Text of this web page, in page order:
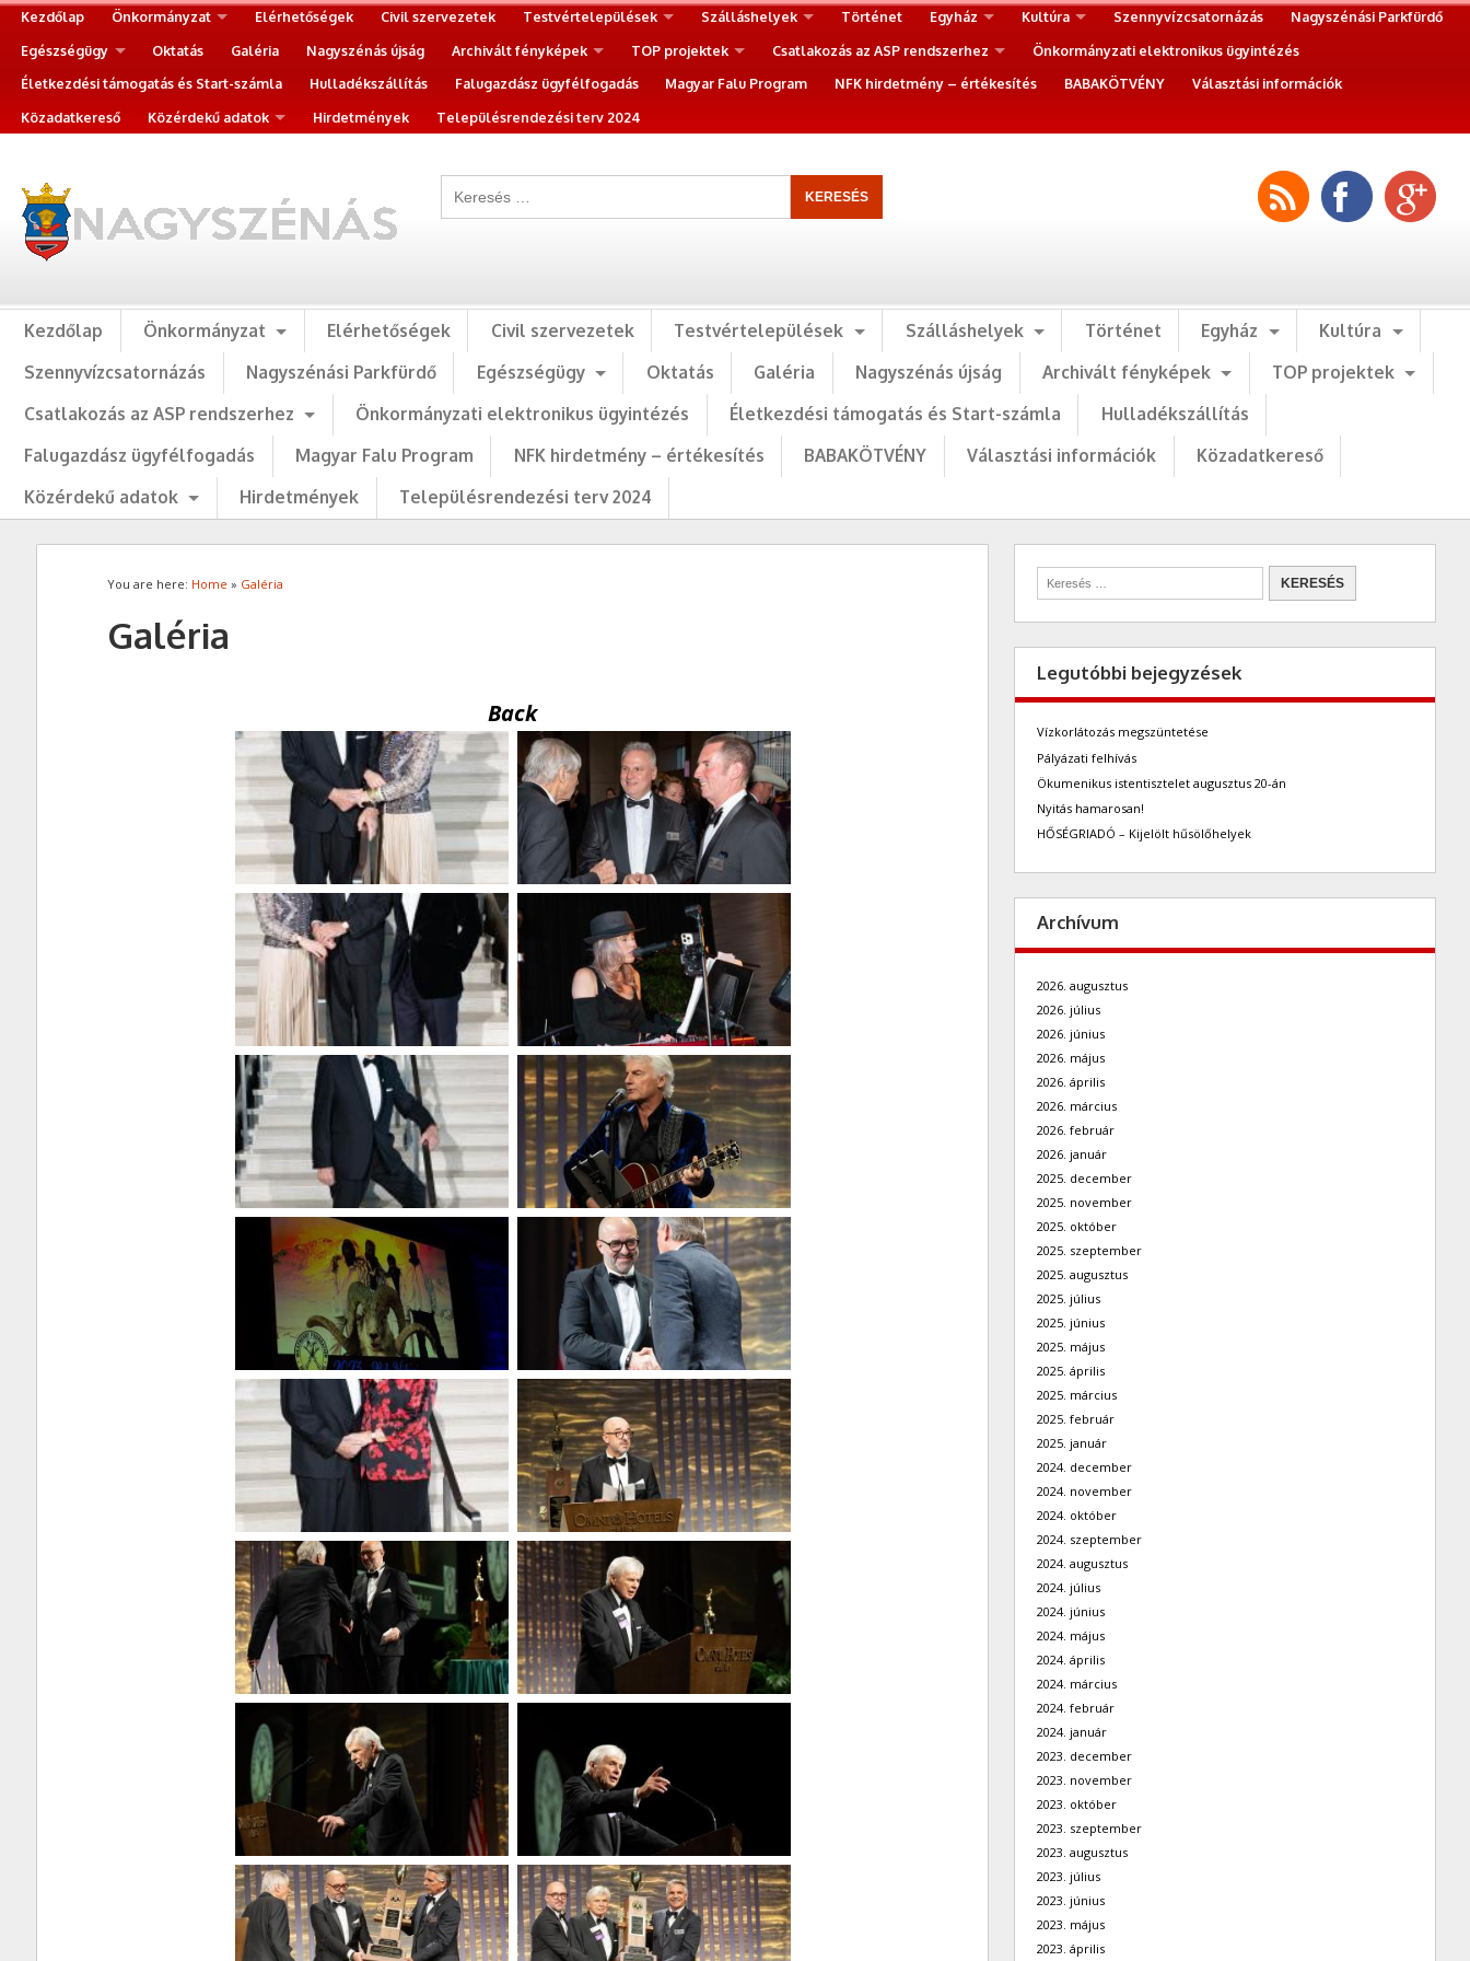
Kezdőlap Önkormányzat Elérhetőségek Civil szervezetek Testvértelepülések Szálláshelyek Történet Egyház Kultúra Szennyvízcsatornázás
Nagyszénási Parkfürdő
Egészségügy
Oktatás Galéria Nagyszénás újság Archivált fényképek TOP projektek Csatlakozás az ASP rendszerhez
Önkormányzati elektronikus ügyintézés
Életkezdési támogatás és Start-számla
Hulladékszállítás Falugazdász ügyfélfogadás Magyar Falu Program NFK hirdetmény – értékesítés BABAKÖTVÉNY
Választási információk
Közadatkereső
Közérdekű adatok Hirdetmények Településrendezési terv 2024
Kezdőlap Önkormányzat Elérhetőségek Civil szervezetek Testvértelepülések Szálláshelyek Történet Egyház
Kultúra
Szennyvízcsatornázás
Nagyszénási Parkfürdő Egészségügy Oktatás Galéria Nagyszénás újság Archivált fényképek
TOP projektek
Csatlakozás az ASP rendszerhez
Önkormányzati elektronikus ügyintézés Életkezdési támogatás és Start-számla
Hulladékszállítás
Falugazdász ügyfélfogadás
Magyar Falu Program NFK hirdetmény – értékesítés BABAKÖTVÉNY Választási információk
Közadatkereső
Közérdekű adatok
Hirdetmények Településrendezési terv 2024
You are here: Home » Galéria
Galéria
Back
Legutóbbi bejegyzések
Vízkorlátozás megszüntetése
Pályázati felhívás
Ökumenikus istentisztelet augusztus 20-án
Nyitás hamarosan!
HŐSÉGRIADÓ – Kijelölt hűsölőhelyek
Archívum
2026. augusztus
2026. július
2026. június
2026. május
2026. április
2026. március
2026. február
2026. január
2025. december
2025. november
2025. október
2025. szeptember
2025. augusztus
2025. július
2025. június
2025. május
2025. április
2025. március
2025. február
2025. január
2024. december
2024. november
2024. október
2024. szeptember
2024. augusztus
2024. július
2024. június
2024. május
2024. április
2024. március
2024. február
2024. január
2023. december
2023. november
2023. október
2023. szeptember
2023. augusztus
2023. július
2023. június
2023. május
2023. április